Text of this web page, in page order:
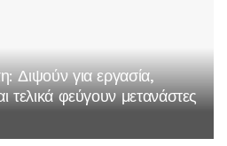
Διψούν για εργασία,
τελικά φεύγουν μετανάστες